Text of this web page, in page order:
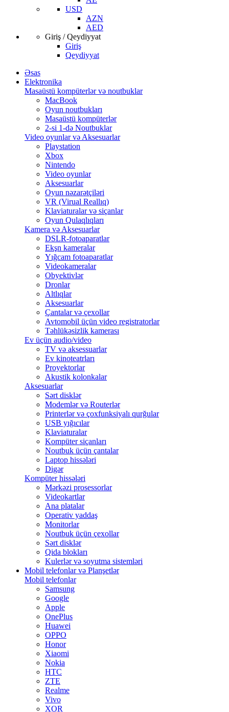
USD
AZN
AED
Giriş / Qeydiyyat
Giriş
Qeydiyyat
Əsas
Elektronika
Masaüstü kompüterlər və noutbuklar
MacBook
Oyun noutbukları
Masaüstü kompüterlər
2-si 1-də Noutbuklar
Video oyunlar və Aksesuarlar
Playstation
Xbox
Nintendo
Video oyunlar
Aksesuarlar
Oyun nəzarətçiləri
VR (Virual Reallıq)
Klaviaturalar və siçanlar
Oyun Qulaqlıqları
Kamera və Aksesuarlar
DSLR-fotoaparatlar
Ekşn kameralar
Yığcam fotoaparatlar
Videokameralar
Obyektivlər
Dronlar
Altlıqlar
Aksesuarlar
Çantalar və çexollar
Avtomobil üçün video registratorlar
Təhlükəsizlik kamerası
Ev üçün audio/video
TV və aksessuarlar
Ev kinoteatrları
Proyektorlar
Akustik kolonkalar
Aksesuarlar
Sərt disklər
Modemlər və Routerlər
Printerlər və çoxfunksiyalı qurğular
USB yığıcılar
Klaviaturalar
Kompüter siçanları
Noutbuk üçün çantalar
Laptop hissələri
Digər
Kompüter hissələri
Mərkəzi prosessorlar
Videokartlar
Ana platalar
Operativ yaddaş
Monitorlar
Noutbuk üçün çexollar
Sərt disklər
Qida blokları
Kulerlər və soyutma sistemləri
Mobil telefonlar və Planşetlər
Mobil telefonlar
Samsung
Google
Apple
OnePlus
Huawei
OPPO
Honor
Xiaomi
Nokia
HTC
ZTE
Realme
Vivo
XOR